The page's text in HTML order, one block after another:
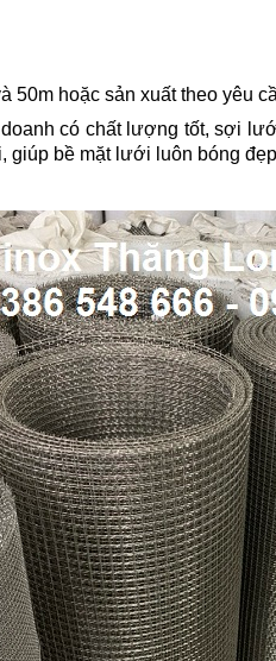
hoặc sản xuất theo yêu
có chất lượng tốt, sợi
bề mặt lưới luôn bóng